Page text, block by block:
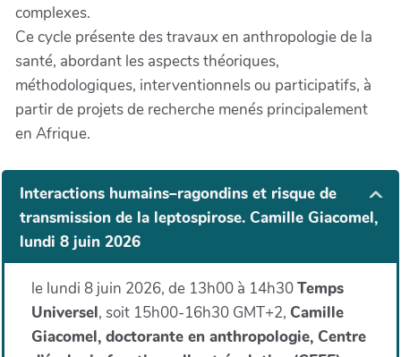
complexes.
Ce cycle présente des travaux en anthropologie de la
santé, abordant les aspects théoriques,
méthodologiques, interventionnels ou participatifs, à
partir de projets de recherche menés principalement
en Afrique.
Interactions humains–ragondins et risque de
transmission de la leptospirose. Camille Giacomel,
lundi 8 juin 2026
le lundi 8 juin 2026, de 13h00 à 14h30Temps
Universel, soit 15h00-16h30 GMT+2, Camille
Giacomel, doctorante en anthropologie, Centre